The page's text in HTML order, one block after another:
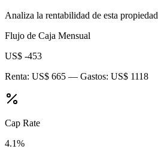
Analiza la rentabilidad de esta propiedad
Flujo de Caja Mensual
US$ -453
Renta: US$ 665 — Gastos: US$ 1118
Cap Rate
4.1%